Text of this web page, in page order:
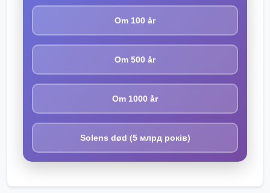
Om 100 år
Om 500 år
Om 1000 år
Solens død (5 млрд років)